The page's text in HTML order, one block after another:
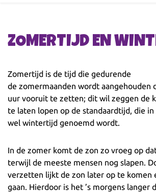
ZOMERTIJD EN
Zomertijd is de tijd die gedurende
de zomermaanden wordt aangehouden
uur vooruit te zetten; dit wil zeggen de
te laten lopen op de standaardtijd, die
wel wintertijd genoemd wordt.
In de zomer komt de zon zo vroeg op
terwijl de meeste mensen nog slapen.
verzetten lijkt de zon later op te komen
gaan. Hierdoor is het ’s morgens langer